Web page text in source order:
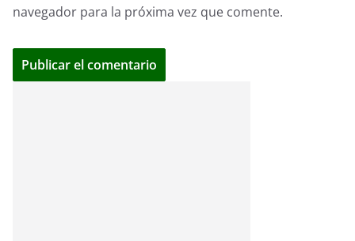
navegador para la próxima vez que comente.